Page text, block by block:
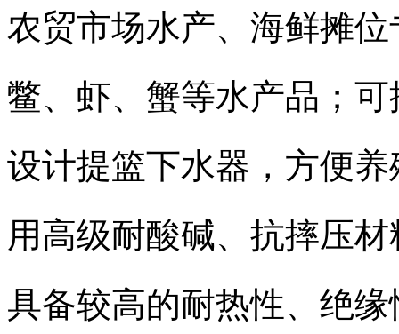
农贸市场水产、海鲜摊
鳖、虾、蟹等水产品；
设计提篮下水器，方便
用高级耐酸碱、抗摔压
具备较高的耐热性、绝